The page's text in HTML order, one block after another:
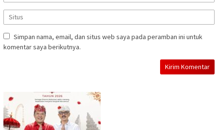
Simpan nama, email, dan situs web saya pada peramban ini untuk
komentar saya berikutnya.